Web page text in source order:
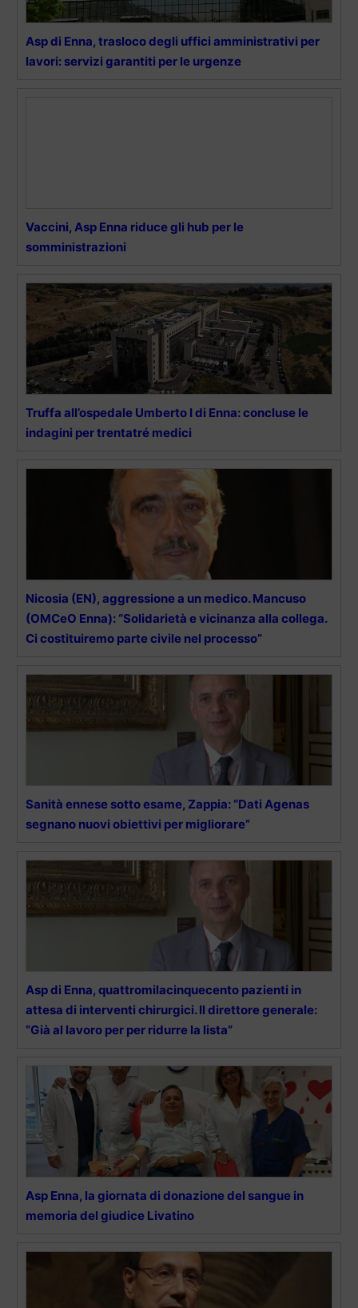
Asp di Enna, trasloco degli uffici amministrativi per
lavori: servizi garantiti per le urgenze
Vaccini, Asp Enna riduce gli hub per le
somministrazioni
Truffa all’ospedale Umberto I di Enna: concluse le
indagini per trentatré medici
Nicosia (EN), aggressione a un medico. Mancuso
(OMCeO Enna): “Solidarietà e vicinanza alla collega.
Ci costituiremo parte civile nel processo”
Sanità ennese sotto esame, Zappia: “Dati Agenas
segnano nuovi obiettivi per migliorare”
Asp di Enna, quattromilacinquecento pazienti in
attesa di interventi chirurgici. Il direttore generale:
“Già al lavoro per per ridurre la lista”
Asp Enna, la giornata di donazione del sangue in
memoria del giudice Livatino